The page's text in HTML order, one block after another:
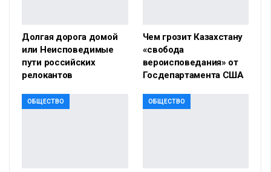
Долгая дорога домой
или Неисповедимые
пути российских
релокантов
Чем грозит Казахстану
«свобода
вероисповедания» от
Госдепартамента США
ОБЩЕСТВО ОБЩЕСТВО